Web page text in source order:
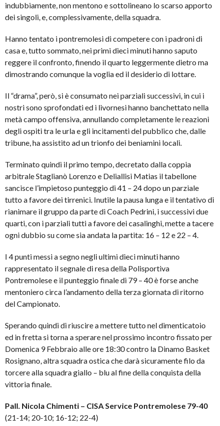
indubbiamente, non mentono e sottolineano lo scarso apporto
dei singoli, e, complessivamente, della squadra.
Hanno tentato i pontremolesi di competere con i padroni di
casa e, tutto sommato, nei primi dieci minuti hanno saputo
reggere il confronto, finendo il quarto leggermente dietro ma
dimostrando comunque la voglia ed il desiderio di lottare.
Il “drama”, però, si è consumato nei parziali successivi, in cui i
nostri sono sprofondati ed i livornesi hanno banchettato nella
metà campo offensiva, annullando completamente le reazioni
degli ospiti tra le urla e gli incitamenti del pubblico che, dalle
tribune, ha assistito ad un trionfo dei beniamini locali.
Terminato quindi il primo tempo, decretato dalla coppia
arbitrale Staglianò Lorenzo e Deliallisi Matias il tabellone
sancisce l’impietoso punteggio di 41 – 24 dopo un parziale
tutto a favore dei tirrenici. Inutile la pausa lunga e il tentativo di
rianimare il gruppo da parte di Coach Pedrini, i successivi due
quarti, con i parziali tutti a favore dei casalinghi, mette a tacere
ogni dubbio su come sia andata la partita: 16 – 12 e 22 – 4.
I 4 punti messi a segno negli ultimi dieci minuti hanno
rappresentato il segnale di resa della Polisportiva
Pontremolese e il punteggio finale di 79 – 40 è forse anche
mentoniero circa l’andamento della terza giornata di ritorno
del Campionato.
Sperando quindi di riuscire a mettere tutto nel dimenticatoio
ed in fretta si torna a sperare nel prossimo incontro fissato per
Domenica 9 Febbraio alle ore 18:30 contro la Dinamo Basket
Rosignano, altra squadra ostica che darà sicuramente filo da
torcere alla squadra giallo – blu al fine della conquista della
vittoria finale.
Pall. Nicola Chimenti – CISA Service Pontremolese 79-40
(21-14; 20-10; 16-12; 22-4)